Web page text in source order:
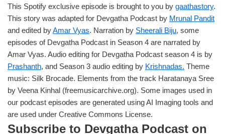
This Spotify exclusive episode is brought to you by gaathastory.
This story was adapted for Devgatha Podcast by Mrunal Pandit
and edited byAmar Vyas. Narration by Sheerali Biju, some
episodes of Devgatha Podcast in Season 4 are narrated by
Amar Vyas. Audio editing for Devgatha Podcast season 4 is by
Prashanth, and Season 3 audio editing by Krishnadas. Theme
music: Silk Brocade. Elements from the track Haratanaya Sree
by Veena Kinhal (freemusicarchive.org). Some images used in
our podcast episodes are generated using AI Imaging tools and
are used under Creative Commons License.
Subscribe to Devgatha Podcast on